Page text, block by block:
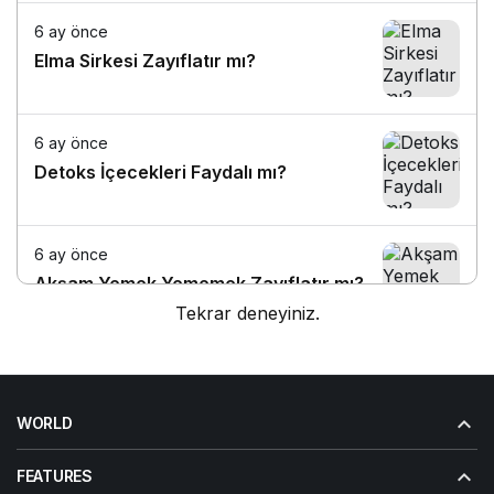
6 ay önce
Elma Sirkesi Zayıflatır mı?
6 ay önce
Detoks İçecekleri Faydalı mı?
6 ay önce
Akşam Yemek Yememek Zayıflatır mı?
Tekrar deneyiniz.
WORLD
FEATURES